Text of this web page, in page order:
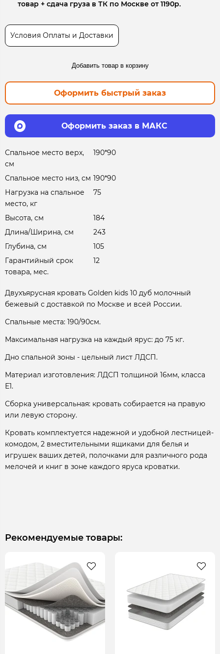
товар + сдача груза в ТК по Москве от 1190р.
Условия Оплаты и Доставки
Добавить товар в корзину
Оформить быстрый заказ
Оформить заказ в МАКС
Спальное место верх,
см
190*90
Спальное место низ, см 190*90
Нагрузка на спальное
место, кг
75
Высота, см
184
Длина/Ширина, см
243
Глубина, см
105
Гарантийный срок
товара, мес.
12
Двухъярусная кровать Golden kids 10 дуб молочный
бежевый с доставкой по Москве и всей России.
Спальные места: 190/90см.
Максимальная нагрузка на каждый ярус: до 75 кг.
Дно спальной зоны - цельный лист ЛДСП.
Материал изготовления: ЛДСП толщиной 16мм, класса
Е1.
Сборка универсальная: кровать собирается на правую
или левую сторону.
Кровать комплектуется надежной и удобной лестницей-
комодом, 2 вместительными ящиками для белья и
игрушек ваших детей, полочками для различного рода
мелочей и книг в зоне каждого яруса кроватки.
Рекомендуемые товары: